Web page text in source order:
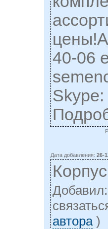
40-06
Дата добавления:26-
Корпус
автора)